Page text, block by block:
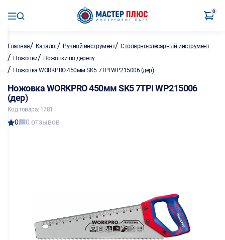
0
Главная/ Каталог/ Ручной инструмент/Столярно-слесарный инструмент
/ Ножовки/ Ножовки по дереву
/ Ножовка WORKPRO 450мм SK5 7TPI WP215006 (дер)
Ножовка WORKPRO 450мм SK5 7TPI WP215006
(дер)
Код товара: 1781
0 0 отзывов